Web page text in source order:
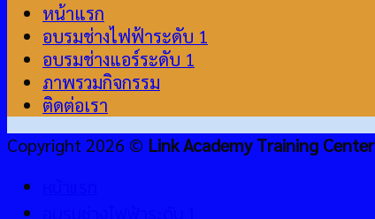
หน้าแรก
อบรมช่างไฟฟ้าระดับ 1
อบรมช่างแอร์ระดับ 1
ภาพรวมกิจกรรม
ติดต่อเรา
Copyright 2026 © Link Academy Training Center